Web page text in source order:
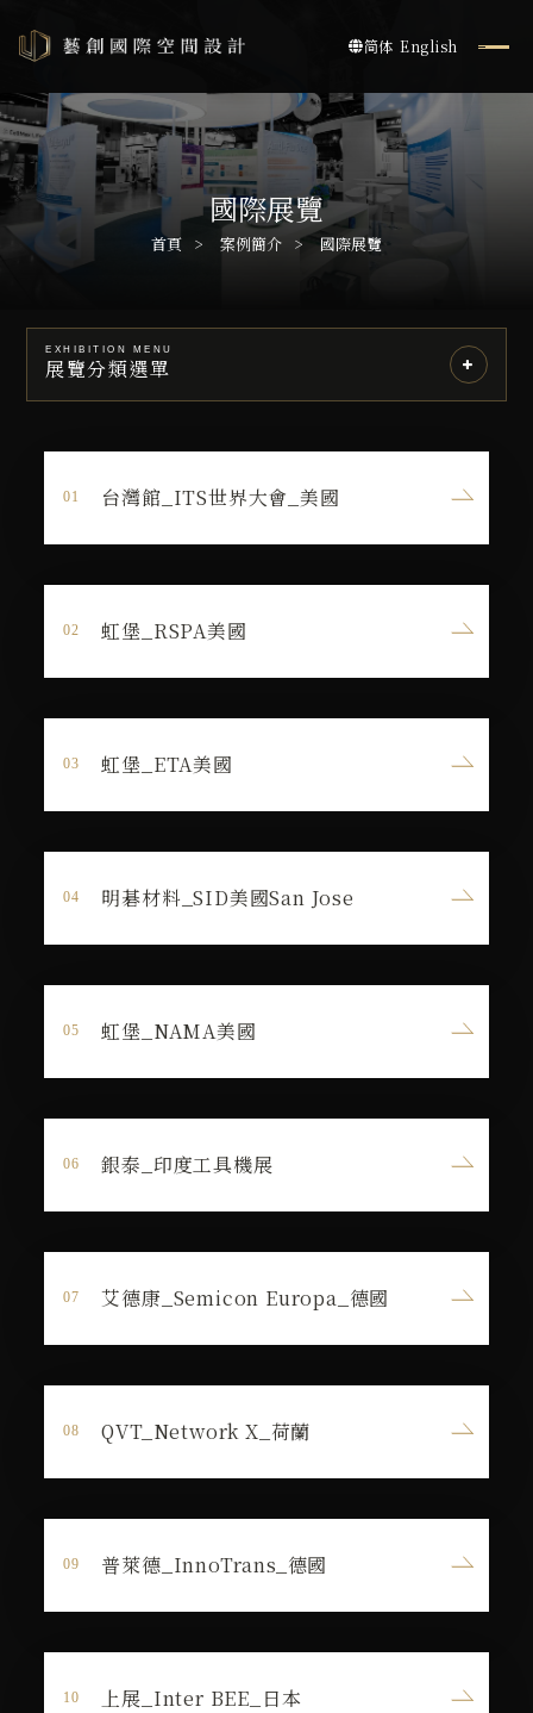
简体 English
國際展覽
首頁 案例簡介 國際展覽
EXHIBITION MENU
展覽分類選單
台灣館_ITS世界大會_美國
虹堡_RSPA美國
虹堡_ETA美國
明碁材料_SID美國San Jose
虹堡_NAMA美國
銀泰_印度工具機展
艾德康_Semicon Europa_德國
QVT_Network X_荷蘭
普萊德_InnoTrans_德國
上展_Inter BEE_日本